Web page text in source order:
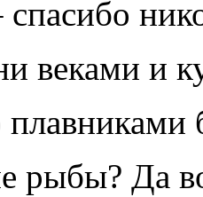
веками и
рыбы? Да